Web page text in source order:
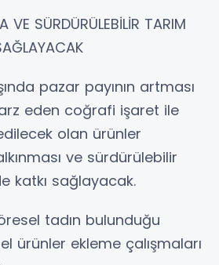
VE SÜRDÜRÜLEBİLİR TARIM
pazar payının artması
eden coğrafi işaret ile
olan ürünler
ve sürdürülebilir
katkı sağlayacak.
tadın bulunduğu
ürünler ekleme çalışmaları